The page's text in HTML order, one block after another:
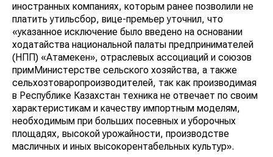
иностранных компаниях, которым ранее позволили не
платить утильсбор, вице-премьер уточнил, что
«указанное исключение было введено на основании
ходатайства национальной палаты предпринимателей
(НПП) «Атамекен», отраслевых ассоциаций и союзов
примМинистерстве сельского хозяйства, а также
сельхозтоваропроизводителей, так как производимая
в Республике Казахстан техника не отвечает по своим
характеристикам и качеству импортным моделям,
необходимым при больших посевных и уборочных
площадях, высокой урожайности, производстве
масличных и иных высокорентабельных культур».